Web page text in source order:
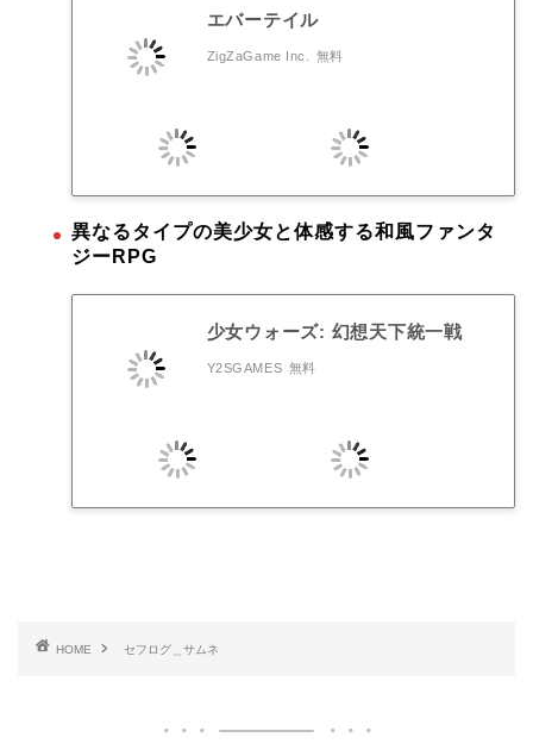
エバーテイル
ZigZaGame Inc. 無料
異なるタイプの美少女と体感する和風ファンタ
ジーRPG
少女ウォーズ: 幻想天下統一戦
Y2SGAMES 無料
HOME セフログ＿サムネ